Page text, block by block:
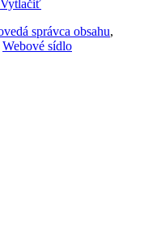
Vytlačiť
správca obsahu,
Webové sídlo